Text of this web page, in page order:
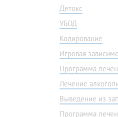
В стационаре
Амбулаторно
На дому
Подростковой
Игровая
Программа лечения
Мотивация на
Детокс
УБОД
Кодирование
Игровая
Программа
Лечение
Выведение из
Программа